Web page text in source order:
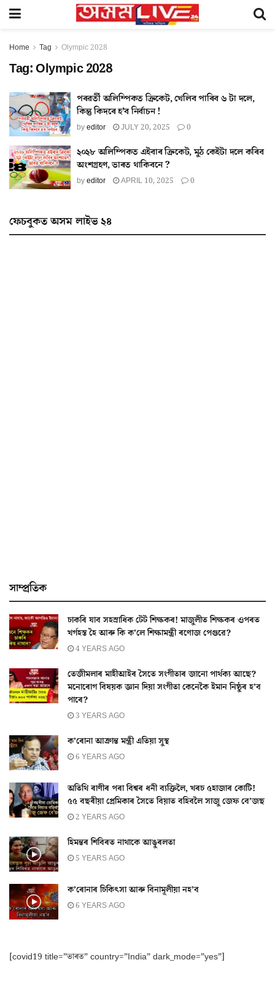
Home Tag Olympic 2028
Tag:Olympic 2028
পৰৱৰ্তী অলিম্পিকত ক্ৰিকেট, খেলিব পাৰিব ৬ টা দলে,
কিন্তু কিদৰে হ’ব নিৰ্বাচন !
byeditor JULY 20, 2025 0
২০২৮ অলিম্পিকত এইবাৰ ক্ৰিকেট, মুঠ কেইটা দলে কৰিব
অংশগ্ৰহণ, ভাৰত থাকিবনে ?
byeditor APRIL 10, 2025 0
ফেচবুকত অসম লাইভ ২৪
সাম্প্ৰতিক
চাকৰি যাব সহস্ৰাধিক টেট শিক্ষকৰ! মাজুলীত শিক্ষকৰ ওপৰত
খৰ্গহস্ত হৈ আৰু কি ক’লে শিক্ষামন্ত্ৰী ৰণোজ পেগুৱে?
4 YEARS AGO
তেজীমলাৰ মাহীআইৰ সৈতে সংগীতাৰ জানো পাৰ্থক্য আছে?
মনোৰোগ বিষয়ক জ্ঞান দিয়া সংগীতা কেনেকৈ ইমান নিষ্ঠুৰ হ’ব
পাৰে?
3 YEARS AGO
ক’ৰোনা আক্ৰান্ত মন্ত্ৰী এতিয়া সুস্থ
6 YEARS AGO
অতিথি ৰাণীৰ পৰা বিশ্বৰ ধনী ব্যক্তিলৈ, খৰচ ৫হাজাৰ কোটি!
৫৫ বছৰীয়া প্ৰেমিকাৰ সৈতে বিয়াত বহিবলৈ সাজু জেফ বে’জছ
2 YEARS AGO
হিমন্তৰ শিবিৰত নাথাকে আঙুৰলতা
5 YEARS AGO
ক’ৰোনাৰ চিকিৎসা আৰু বিনামূলীয়া নহ’ব
6 YEARS AGO
[covid19 title=”ভাৰত” country=”India” dark_mode=”yes”]